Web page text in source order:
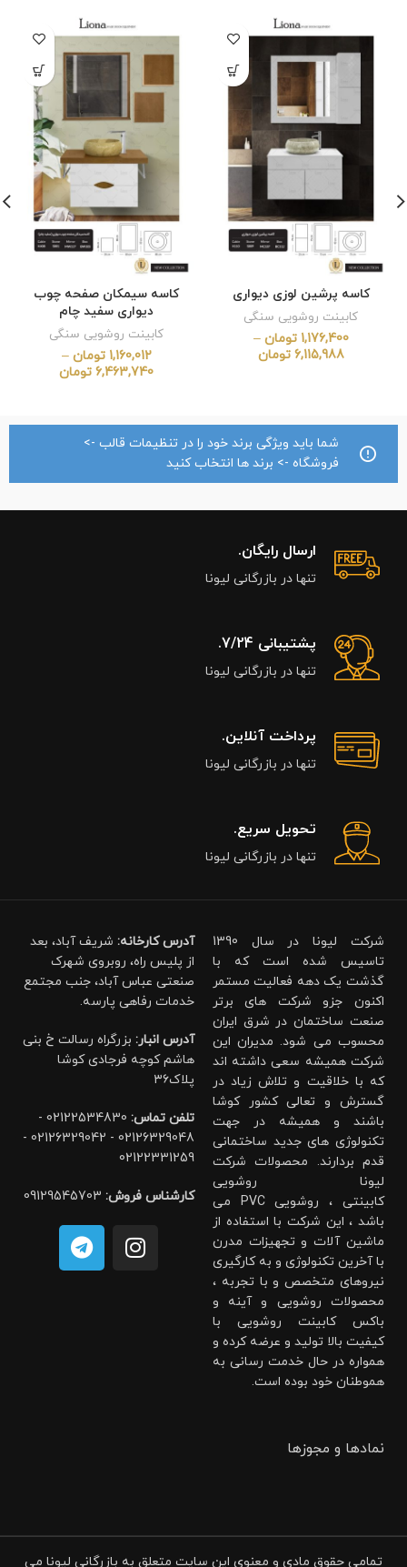
کاسه پرشین لوزی دیواری
کابینت روشویی سنگی
1,176,400 تومان –
6,115,988 تومان
کاسه سیمکان صفحه چوب
دیواری سفید چام
کابینت روشویی سنگی
1,160,012 تومان –
6,463,740 تومان
شما باید ویژگی برند خود را در تنظیمات قالب ->
فروشگاه -> برند ها انتخاب کنید
ارسال رایگان.
تنها در بازرگانی لیونا
پشتیبانی 7/24.
تنها در بازرگانی لیونا
پرداخت آنلاین.
تنها در بازرگانی لیونا
تحویل سریع.
تنها در بازرگانی لیونا
شرکت لیونا در سال 1390
تاسیس شده است که با
گذشت یک دهه فعالیت مستمر
اکنون جزو شرکت های برتر
صنعت ساختمان در شرق ایران
محسوب می شود. مدیران این
شرکت همیشه سعی داشته اند
که با خلاقیت و تلاش زیاد در
گسترش و تعالی کشور کوشا
باشند و همیشه در جهت
تکنولوژی های جدید ساختمانی
قدم بردارند. محصولات شرکت
لیونا روشویی
کابینتی ، روشویی PVC می
باشد ، این شرکت با استفاده از
ماشین آلات و تجهیزات مدرن
با آخرین تکنولوژی و به کارگیری
نیروهای متخصص و با تجربه ،
محصولات روشویی و آینه و
باکس کابینت روشویی با
کیفیت بالا تولید و عرضه کرده و
همواره در حال خدمت رسانی به
هموطنان خود بوده است.
آدرس کارخانه: شریف آباد، بعد
از پلیس راه، روبروی شهرک
صنعتی عباس آباد، جنب مجتمع
خدمات رفاهی پارسه.
آدرس انبار: بزرگراه رسالت خ بنی
هاشم کوچه فرجادی کوشا
پلاک۳۶
تلفن تماس:
02122534830 -
02126329048 - 02126329042 -
02122331259
کارشناس فروش: 09129545703
نمادها و مجوزها
تمامی حقوق مادی و معنوی این سایت متعلق به بازرگانی لیونا می